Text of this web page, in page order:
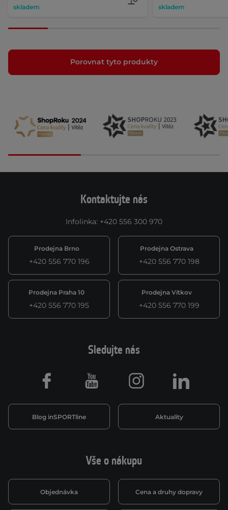
skladem skladem
Porovnat tyto produkty
Kontaktujte nás
Infolinka: +420 556 300 970
Prodejna Brno
+420 556 770 196
Prodejna Ostrava
+420 556 770 198
Prodejna Praha 10
+420 556 770 195
Prodejna Vítkov
+420 556 770 199
Vše o nákupu
Objednávka Cena a druhy dopravy
Sledujte nás
Blog inSPORTline Aktuality
Facebook Youtube Instagram LinkedIn